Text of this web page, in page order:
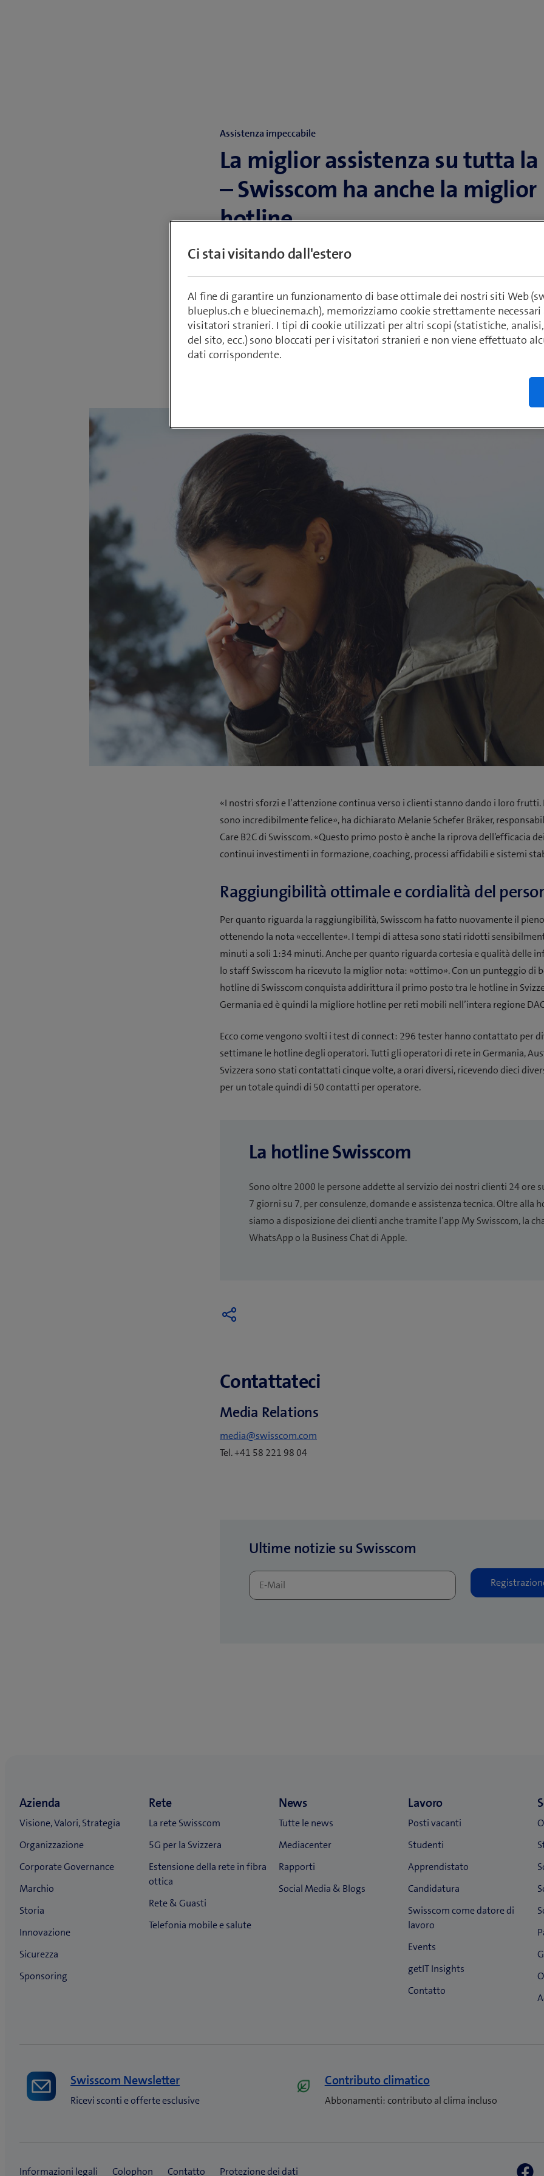
Assistenza impeccabile
La miglior assistenza su tutta
– Swisscom ha anche la miglior
hotline
Swisscom trionfa per qualità del servizio: oltre ad
aggiudicata più volte i voti migliori per i suoi Shop e
anche il terzo canale di assistenza, ovvero la hotline,
ufficialmente il migliore in Svizzera.
«I nostri sforzi e l’attenzione continua verso i clienti stanno dando i loro frutti.
sono incredibilmente felice», ha dichiarato Melanie Schefer Bräker,
Care B2C di Swisscom. «Questo primo posto è anche la riprova dell’efficacia
continui investimenti in formazione, coaching, processi affidabili e sistemi
Raggiungibilità ottimale e cordialità del
Per quanto riguarda la raggiungibilità, Swisscom ha fatto nuovamente il
ottenendo la nota «eccellente». I tempi di attesa sono stati ridotti
minuti a soli 1:34 minuti. Anche per quanto riguarda cortesia e qualità delle
lo staff Swisscom ha ricevuto la miglior nota: «ottimo». Con un punteggio di
hotline di Swisscom conquista addirittura il primo posto tra le hotline in
Germania ed è quindi la migliore hotline per reti mobili nell’intera regione
Ecco come vengono svolti i test di connect: 296 tester hanno contattato per
settimane le hotline degli operatori. Tutti gli operatori di rete in Germania,
Svizzera sono stati contattati cinque volte, a orari diversi, ricevendo dieci
per un totale quindi di 50 contatti per operatore.
La hotline Swisscom
Sono oltre 2000 le persone addette al servizio dei nostri clienti 24 ore
7 giorni su 7, per consulenze, domande e assistenza tecnica. Oltre alla
siamo a disposizione dei clienti anche tramite l’app My Swisscom, la
WhatsApp o la Business Chat di Apple.
Contattateci
Media Relations
media@swisscom.com
Tel. +41 58 221 98 04
Ultime notizie su Swisscom
Swisscom Newsletter
Ricevi sconti e offerte esclusive
Contributo climatico
Abbonamenti: contributo al clima incluso
Ci stai visitando dall'estero
Al fine di garantire un funzionamento di base ottimale dei nostri siti Web
blueplus.ch e bluecinema.ch), memorizziamo cookie strettamente necessari
visitatori stranieri. I tipi di cookie utilizzati per altri scopi (statistiche,
del sito, ecc.) sono bloccati per i visitatori stranieri e non viene effettuato
dati corrispondente.